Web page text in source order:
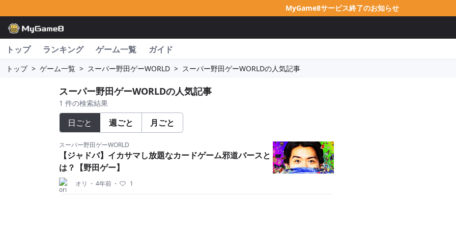
MyGame8サービス終了のお知らせ
トップ ランキング ゲーム一覧 ガイド
トップ > ゲーム一覧 > スーパー野田ゲーWORLD > スーパー野田ゲーWORLDの人気記事
スーパー野田ゲーWORLDの人気記事
1 件の検索結果
日ごと 週ごと 月ごと
スーパー野田ゲーWORLD
【ジャドバ】イカサマし放題なカードゲーム邪道バースと
は？【野田ゲー】
オリ ・ 4年前 ・ 1